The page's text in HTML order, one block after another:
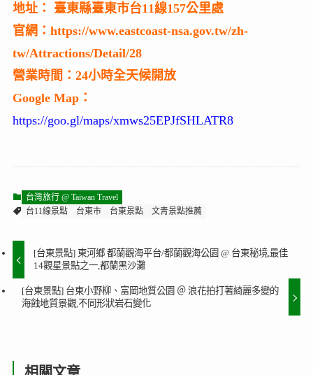
地址： 臺東縣臺東市台11線157公里處
官網：https://www.eastcoast-nsa.gov.tw/zh-
tw/Attractions/Detail/28
營業時間：24小時全天候開放
Google Map：
https://goo.gl/maps/xmws25EPJfSHLATR8
台灣旅行 @ Taiwan Travel
台11線景點
台東市 台東景點 文青景點推薦
[台東景點] 東河鄉 都蘭觀海平台/都蘭觀海公園 @ 台東秘境,最佳
14觀星景點之一,都蘭黑沙灘
[台東景點] 台東小野柳、富岡地質公園 ＠ 浪花拍打著綺麗多變的
海蝕地質景觀,不同形狀岩石變化